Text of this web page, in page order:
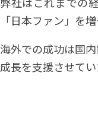
「日本ファン」を
海外での成功は国
成長を支援させて